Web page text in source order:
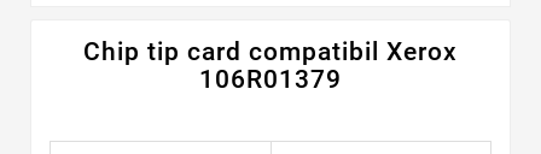
Chip tip card compatibil Xerox
106R01379